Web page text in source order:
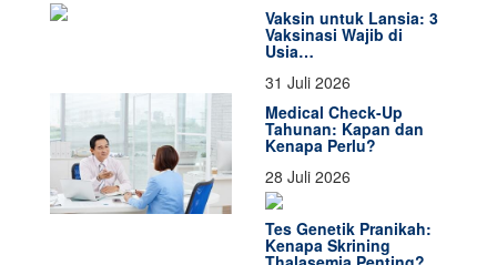
Vaksin untuk Lansia: 3
Vaksinasi Wajib di
Usia…
31 Juli 2026
Medical Check-Up
Tahunan: Kapan dan
Kenapa Perlu?
28 Juli 2026
Tes Genetik Pranikah:
Kenapa Skrining